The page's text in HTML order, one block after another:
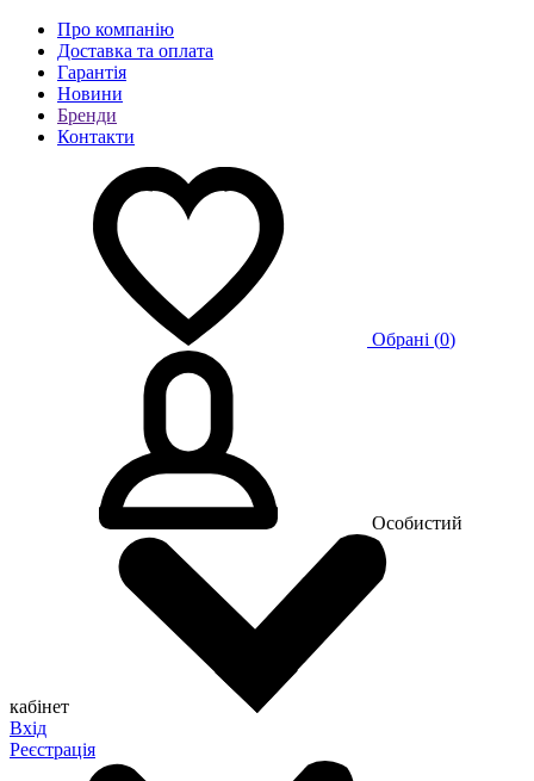
Про компанію
Доставка та оплата
Гарантія
Новини
Бренди
Контакти
Обрані (0)
Особистий
кабінет
Вхід
Реєстрація